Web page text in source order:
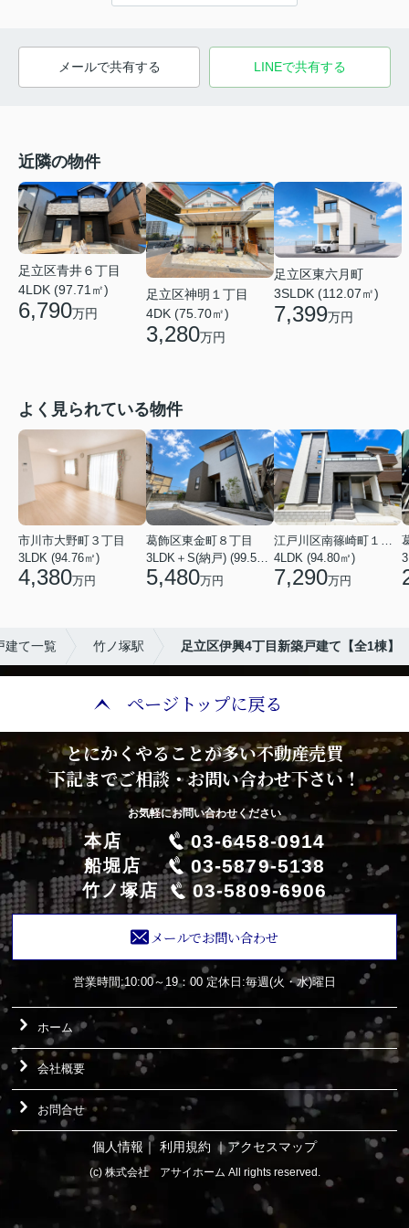
メールで共有する LINEで共有する
近隣の物件
足立区青井６丁目
4LDK (97.71㎡)
6,790万円
足立区神明１丁目
4DK (75.70㎡)
3,280万円
足立区東六月町
3SLDK (112.07㎡)
7,399万円
よく見られている物件
市川市大野町３丁目
3LDK (94.76㎡)
4,380万円
葛飾区東金町８丁目
3LDK＋S(納戸) (99.53㎡)
5,480万円
江戸川区南篠崎町１丁目
4LDK (94.80㎡)
7,290万円
建て一覧 竹ノ塚駅 足立区伊興4丁目新築戸建て【全1棟】
ページトップに戻る
とにかくやることが多い不動産売買
下記までご相談・お問い合わせ下さい！
お気軽にお問い合わせください
本店 03-6458-0914
船堀店 03-5879-5138
竹ノ塚店 03-5809-6906
メールでお問い合わせ
営業時間:10:00～19：00 定休日:毎週(火・水)曜日
ホーム
会社概要
お問合せ
個人情報 ｜ 利用規約 ｜アクセスマップ
(c) 株式会社 アサイホーム All rights reserved.